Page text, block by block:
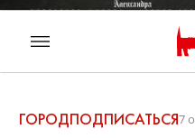
ГОРОДПОДПИСАТЬСЯ7